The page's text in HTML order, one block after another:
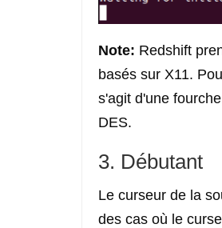
Note: Redshift
basés sur X11.
s'agit d'une
DES.
3. Débutant
Le curseur de la
des cas où le